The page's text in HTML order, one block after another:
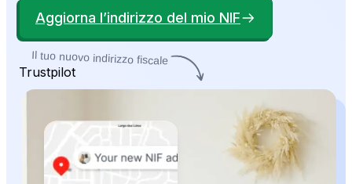
Aggiorna l’indirizzo del mio NIF
Trustpilot
Il tuo nuovo indirizzo fiscale